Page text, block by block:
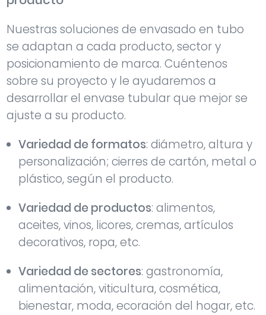
Nuestras soluciones de envasado en tubo
se adaptan a cada producto, sector y
posicionamiento de marca. Cuéntenos
sobre su proyecto y le ayudaremos a
desarrollar el envase tubular que mejor se
ajuste a su producto.
Variedad de formatos: diámetro, altura y
personalización; cierres de cartón, metal o
plástico, según el producto.
Variedad de productos: alimentos,
aceites, vinos, licores, cremas, artículos
decorativos, ropa, etc.
Variedad de sectores: gastronomía,
alimentación, viticultura, cosmética,
bienestar, moda, ecoración del hogar, etc.